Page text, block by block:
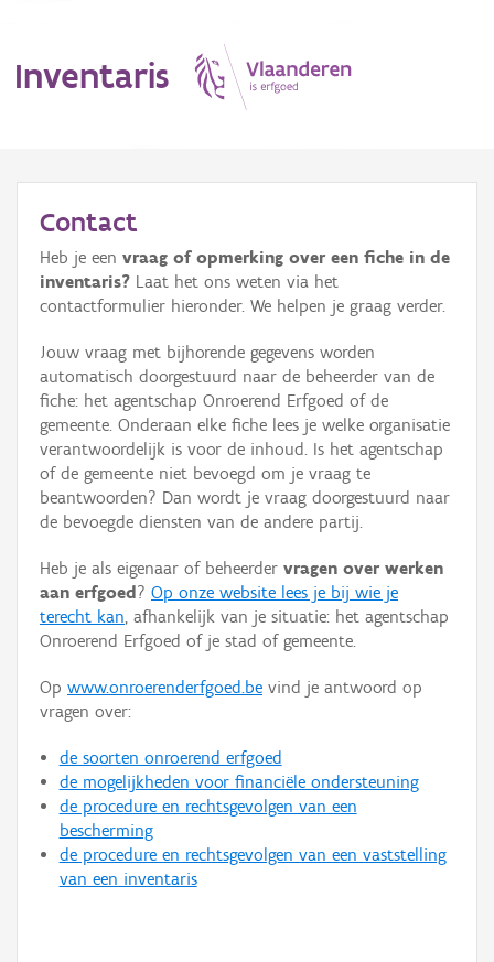
Inventaris
Erfgoedobject
Aanduidingsobject
Waarneming
Thema
Gebeurtenis
Persoon of collectief
Hergebruik
Aanmelden
Contact
Heb je een vraag of opmerking over een fiche in de
inventaris? Laat het ons weten via het
contactformulier hieronder. We helpen je graag verder.
Jouw vraag met bijhorende gegevens worden
automatisch doorgestuurd naar de beheerder van de
fiche: het agentschap Onroerend Erfgoed of de
gemeente. Onderaan elke fiche lees je welke organisatie
verantwoordelijk is voor de inhoud. Is het agentschap
of de gemeente niet bevoegd om je vraag te
beantwoorden? Dan wordt je vraag doorgestuurd naar
de bevoegde diensten van de andere partij.
Heb je als eigenaar of beheerder vragen over werken
aan erfgoed ? Op onze website lees je bij wie je
terecht kan, afhankelijk van je situatie: het agentschap
Onroerend Erfgoed of je stad of gemeente.
Op www.onroerenderfgoed.be vind je antwoord op
vragen over:
de soorten onroerend erfgoed
de mogelijkheden voor financiële ondersteuning
de procedure en rechtsgevolgen van een
bescherming
de procedure en rechtsgevolgen van een vaststelling
van een inventaris